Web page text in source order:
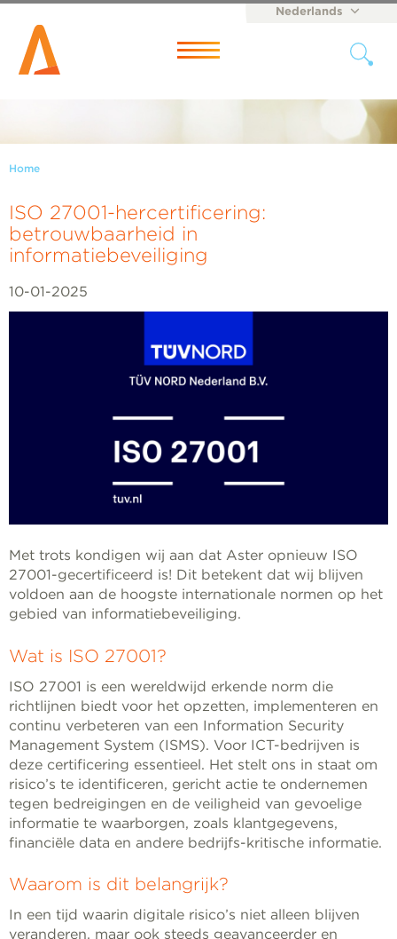
Nederlands
Menu
Home
ISO 27001-hercertificering:
betrouwbaarheid in
informatiebeveiliging
10-01-2025
Met trots kondigen wij aan dat Aster opnieuw ISO
27001-gecertificeerd is! Dit betekent dat wij blijven
voldoen aan de hoogste internationale normen op het
gebied van informatiebeveiliging.
Wat is ISO 27001?
ISO 27001 is een wereldwijd erkende norm die
richtlijnen biedt voor het opzetten, implementeren en
continu verbeteren van een Information Security
Management System (ISMS). Voor ICT-bedrijven is
deze certificering essentieel. Het stelt ons in staat om
risico’s te identificeren, gericht actie te ondernemen
tegen bedreigingen en de veiligheid van gevoelige
informatie te waarborgen, zoals klantgegevens,
financiële data en andere bedrijfs-kritische informatie.
Waarom is dit belangrijk?
In een tijd waarin digitale risico’s niet alleen blijven
veranderen, maar ook steeds geavanceerder en